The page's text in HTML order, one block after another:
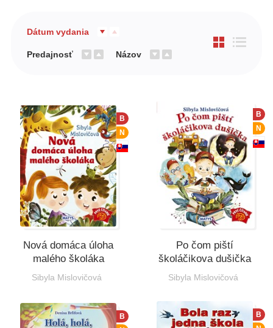
Dátum vydania
Predajnosť Názov
B
N
Nová domáca úloha
malého školáka
Sibyla Mislovičová
B
N
Po čom piští
školáčikova dušička
Sibyla Mislovičová
B
B